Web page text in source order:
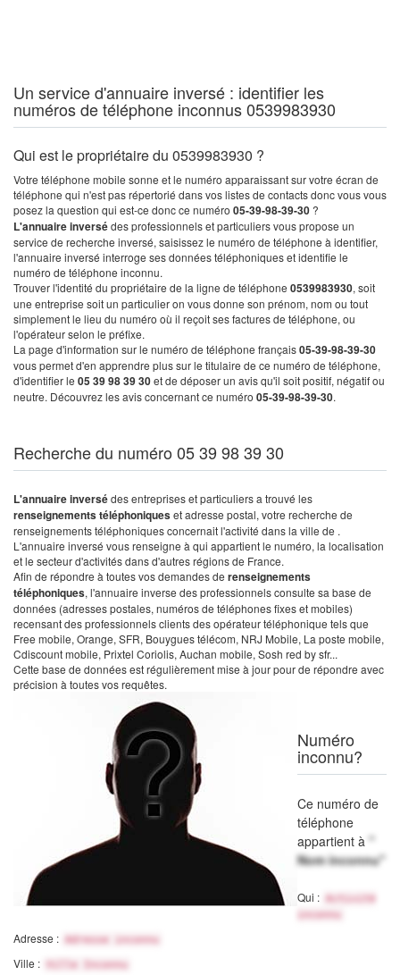
Un service d'annuaire inversé : identifier les
numéros de téléphone inconnus 0539983930
Qui est le propriétaire du 0539983930 ?
Votre téléphone mobile sonne et le numéro apparaissant sur votre écran de
téléphone qui n'est pas répertorié dans vos listes de contacts donc vous vous
posez la question qui est-ce donc ce numéro 05-39-98-39-30 ?
L'annuaire inversédes professionnels et particuliers vous propose un
service de recherche inversé, saisissez le numéro de téléphone à identifier,
l'annuaire inversé interroge ses données téléphoniques et identifie le
numéro de téléphone inconnu.
Trouver l'identité du propriétaire de la ligne de téléphone 0539983930, soit
une entreprise soit un particulier on vous donne son prénom, nom ou tout
simplement le lieu du numéro où il reçoit ses factures de téléphone, ou
l'opérateur selon le préfixe.
La page d'information sur le numéro de téléphone français05-39-98-39-30
vous permet d'en apprendre plus sur le titulaire de ce numéro de téléphone,
d'identifier le 05 39 98 39 30et de déposer un avis qu'il soit positif, négatif ou
neutre. Découvrez les avis concernant ce numéro 05-39-98-39-30.
Recherche du numéro 05 39 98 39 30
L'annuaire inversédes entreprises et particuliers a trouvé les
renseignements téléphoniqueset adresse postal, votre recherche de
renseignements téléphoniques concernait l'activité dans la ville de .
L'annuaire inversé vous renseigne à qui appartient le numéro, la localisation
et le secteur d'activités dans d'autres régions de France.
Afin de répondre à toutes vos demandes de renseignements
téléphoniques, l'annuaire inverse des professionnels consulte sa base de
données (adresses postales, numéros de téléphones fixes et mobiles)
recensant des professionnels clients des opérateur téléphonique tels que
Free mobile, Orange, SFR, Bouygues télécom, NRJ Mobile, La poste mobile,
Cdiscount mobile, Prixtel Coriolis, Auchan mobile, Sosh red by sfr...
Cette base de données est régulièrement mise à jour pour de répondre avec
précision à toutes vos requêtes.
Numéro
inconnu?
Ce numéro de
téléphone
appartient à "
Nom inconnu"
Qui :
Activité
inconnu
Adresse : Adresse inconnu
Ville : Ville Inconnu